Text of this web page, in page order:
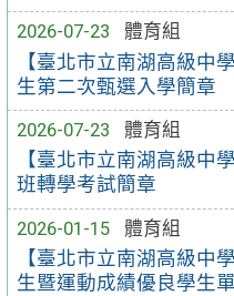
2026-07-23
體育組
【臺北市立南湖高級中
生第二次甄選入學簡章
2026-07-23
體育組
【臺北市立南湖高級中
班轉學考試簡章
2026-01-15
體育組
【臺北市立南湖高級中
生暨運動成績優良學生